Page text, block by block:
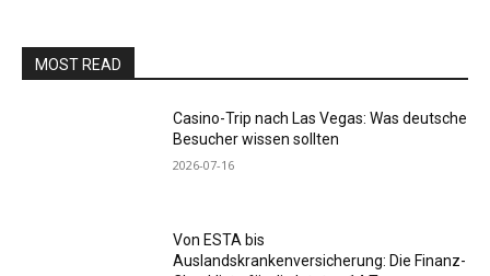
MOST READ
Casino-Trip nach Las Vegas: Was deutsche
Besucher wissen sollten
2026-07-16
Von ESTA bis
Auslandskrankenversicherung: Die Finanz-